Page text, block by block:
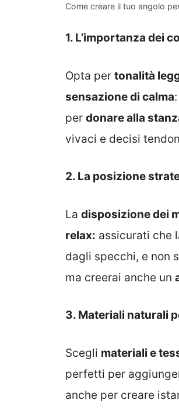
Come creare il tuo angolo
1. L’importanza dei
Opta per tonalità
sensazione di calma
per donare alla
vivaci e decisi
2. La posizione
La disposizione dei
relax: assicurati che
dagli specchi, e non
ma creerai anche un
3. Materiali naturali
Scegli materiali e
perfetti per
anche per creare